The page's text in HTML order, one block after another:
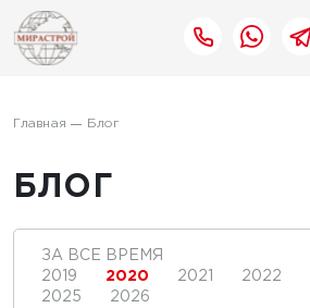
Главная Блог
БЛОГ
ЗА ВСЕ ВРЕМЯ
2019
2020 2021 2022
2025
2026